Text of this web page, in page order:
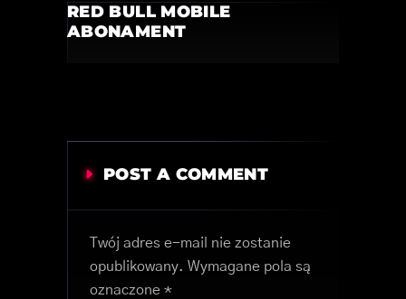
RED BULL MOBILE
ABONAMENT
POST A COMMENT
Twój adres e-mail nie zostanie
opublikowany. Wymagane pola są
oznaczone *